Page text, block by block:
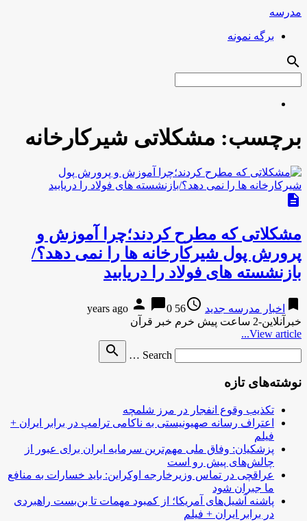
مدرسه
برگه نمونه
search
برچسب: مشکلاتی شیرکارخانه
description
مشکلاتی که مطرح کردند؛چرا آموزش و
پرورش پول شیرکارخانه ها را نمی دهد؟/
بازنشسته های فولاد را دریابید
bookmark اخبار مدرسه جدید access_time
56 years ago
person chat_bubble0
خبرآنلاین-2 ساعت پیش خرم خبر قرآن
View article...
Search …
search
نوشته‌های تازه
تکذیب وقوع انفجار در مرز شلمچه
اعتراف رسانه صهیونیستی به ناکامی ترامپ در برابر ایران +
فیلم
پزشکیان: وفاق ملی مهم‌ترین سرمایه ایران برای عبور از
چالش‌های پیش رو است
عراقچی در تماس وزیرخارجه اوکراین: باید خسارات به منافع
ما جبران شود
پاشنه آشیل‌های آمریکا؛ از کمبود مهمات تا بن‌بست راهبردی
در برابر ایران + فیلم